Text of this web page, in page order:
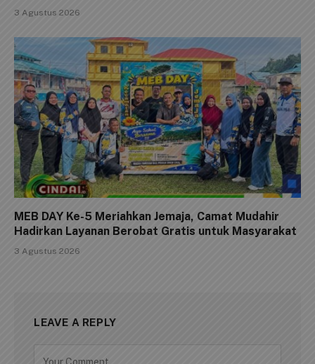
3 Agustus 2026
MEB DAY Ke-5 Meriahkan Jemaja, Camat Mudahir
Hadirkan Layanan Berobat Gratis untuk Masyarakat
3 Agustus 2026
LEAVE A REPLY